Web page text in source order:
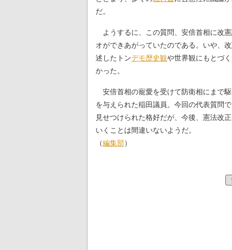
だ。
ようするに、この質問、安倍首相に改
オができあがっていたのである。いや、
述したトンデモ歴史観や世界観にもとづ
かった。
安倍首相の寵愛を受けて防衛相にまで
を与えられた稲田議員。今回の代表質問
見せつけられた格好だが、今後、憲法改
いくことは間違いないようだ。
（編集部）